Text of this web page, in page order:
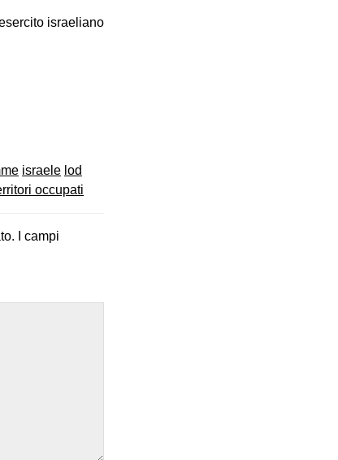
israeliano
israele lod
occupati
I campi